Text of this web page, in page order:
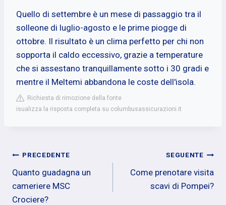
Quello di settembre è un mese di passaggio tra il
solleone di luglio-agosto e le prime piogge di
ottobre. Il risultato è un clima perfetto per chi non
sopporta il caldo eccessivo, grazie a temperature
che si assestano tranquillamente sotto i 30 gradi e
mentre il Meltemi abbandona le coste dell'isola.
Richiesta di rimozione della fonte
isualizza la risposta completa su columbusassicurazioni.it
Navigazione
articoli
PRECEDENTE
Quanto guadagna un
cameriere MSC
Crociere?
SEGUENTE
Come prenotare visita
scavi di Pompei?